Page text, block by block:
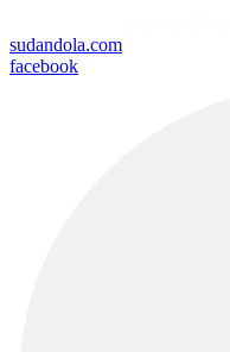
sudandola.com
facebook